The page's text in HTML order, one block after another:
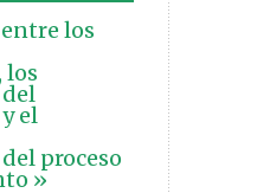
los
los
el
proceso
»